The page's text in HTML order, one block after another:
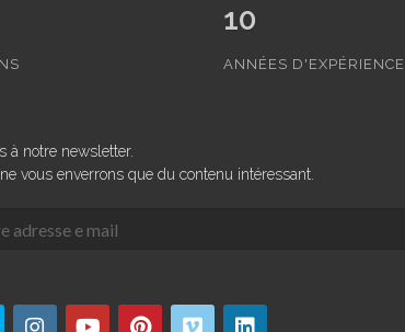
10
ANNÉES D'EXPÉRIENCE
à notre newsletter.
vous enverrons que du contenu intéressant.